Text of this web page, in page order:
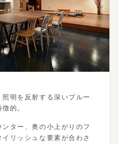
明を反射する深いブルー
的。
ター、奥の小上がりのフ
リッシュな要素が合わさ